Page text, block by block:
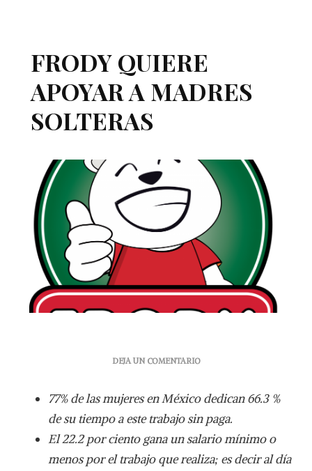
FRODY QUIERE
APOYAR A MADRES
SOLTERAS
DEJA UN COMENTARIOEN
APOYAR
MADRES
SOLTERAS
77% de las mujeres en México dedican 66.3 %
de su tiempo a este trabajo sin paga.
El 22.2 por ciento gana un salario mínimo o
menos por el trabajo que realiza; es decir al día